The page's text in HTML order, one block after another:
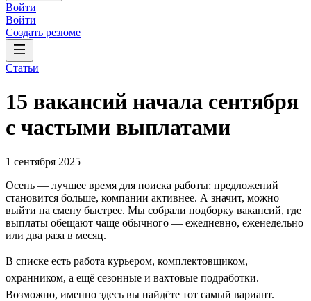
Войти
Войти
Создать резюме
Статьи
15 вакансий начала сентября
с частыми выплатами
1 сентября 2025
Осень — лучшее время для поиска работы: предложений
становится больше, компании активнее. А значит, можно
выйти на смену быстрее. Мы собрали подборку вакансий, где
выплаты обещают чаще обычного — ежедневно, еженедельно
или два раза в месяц.
В списке есть работа курьером, комплектовщиком,
охранником, а ещё сезонные и вахтовые подработки.
Возможно, именно здесь вы найдёте тот самый вариант.